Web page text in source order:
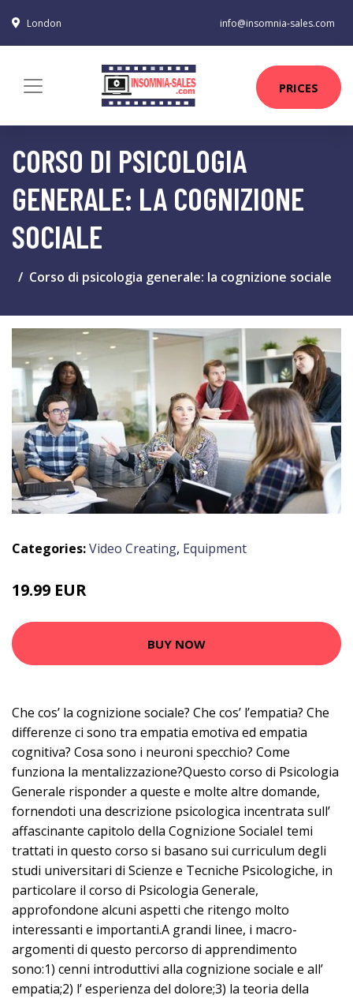
London info@insomnia-sales.com
PRICES
CORSO DI PSICOLOGIA
GENERALE: LA COGNIZIONE
SOCIALE
Corso di psicologia generale: la cognizione sociale
Categories:Video Creating, Equipment
19.99 EUR
BUY NOW
Che cos’ la cognizione sociale? Che cos’ l’empatia? Che
differenze ci sono tra empatia emotiva ed empatia
cognitiva? Cosa sono i neuroni specchio? Come
funziona la mentalizzazione?Questo corso di Psicologia
Generale risponder a queste e molte altre domande,
fornendoti una descrizione psicologica incentrata sull’
affascinante capitolo della Cognizione SocialeI temi
trattati in questo corso si basano sui curriculum degli
studi universitari di Scienze e Tecniche Psicologiche, in
particolare il corso di Psicologia Generale,
approfondone alcuni aspetti che ritengo molto
interessanti e importanti.A grandi linee, i macro-
argomenti di questo percorso di apprendimento
sono:1) cenni introduttivi alla cognizione sociale e all’
empatia;2) l’ esperienza del dolore;3) la teoria della